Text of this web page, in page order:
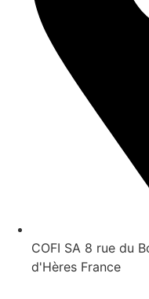
COFI SA 8 rue du
d'Hères France